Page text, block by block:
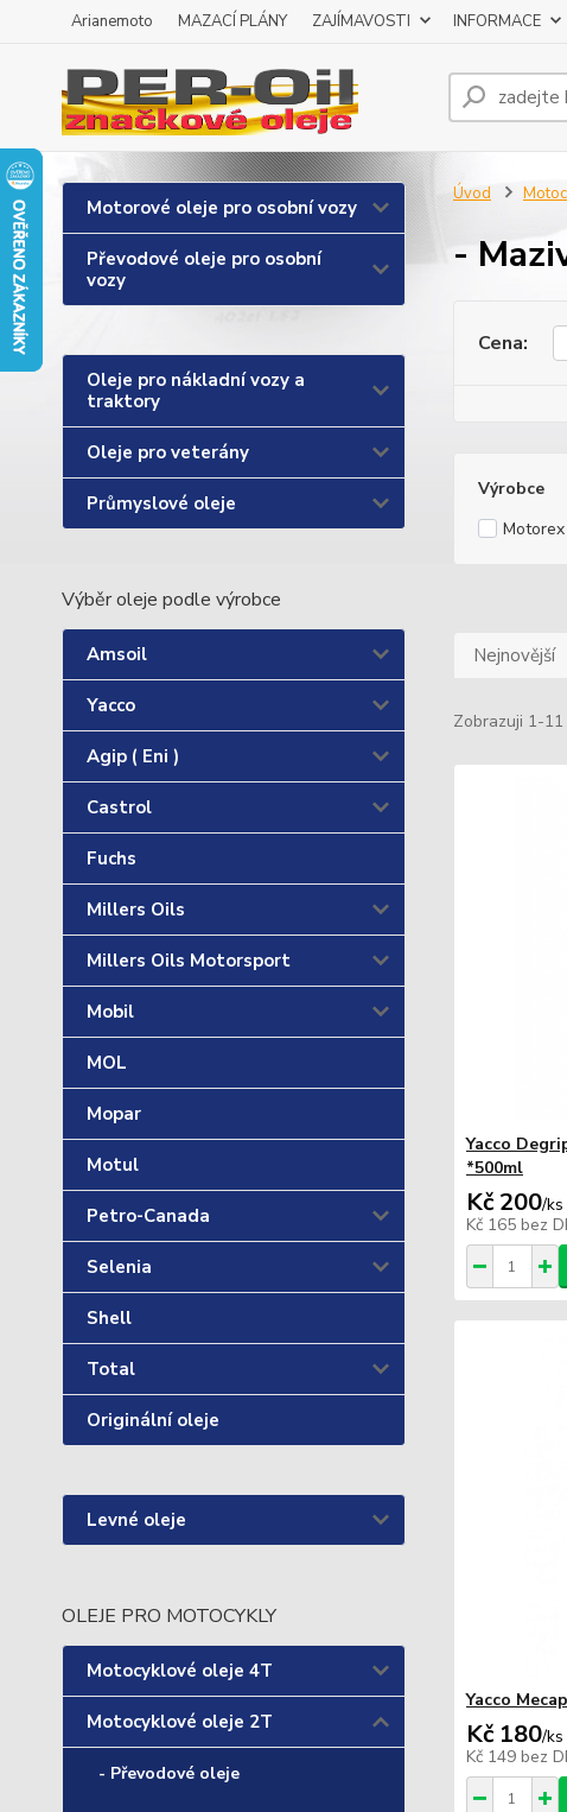
Arianemoto MAZACÍ PLÁNY ZAJÍMAVOSTI INFORMACE
Motorové oleje pro osobní vozy
Převodové oleje pro osobní
vozy
Oleje pro nákladní vozy a
traktory
Oleje pro veterány
Průmyslové oleje
Výběr oleje podle výrobce
Amsoil
Yacco
Agip ( Eni )
Castrol
Fuchs
Millers Oils
Millers Oils Motorsport
Mobil
MOL
Mopar
Motul
Petro-Canada
Selenia
Shell
Total
Originální oleje
Levné oleje
OLEJE PRO MOTOCYKLY
Motocyklové oleje 4T
Motocyklové oleje 2T
- Převodové oleje
Úvod
-
Cena:
Výrobce
Motorex
Nejnovější
Zobrazuji 1-11
Yacco
*500ml
Kč 200/ks
Kč 165 bez
Yacco
Kč 180/ks
Kč 149 bez